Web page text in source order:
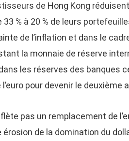
de Hong Kong
% à 20 % de leurs
de l’inflation et dans le
la monnaie de réserve
les réserves des banques
pour devenir le deuxième
pas un remplacement de
de la domination du